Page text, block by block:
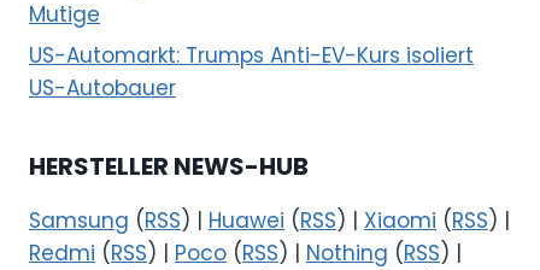
Mutige
US-Automarkt: Trumps Anti-EV-Kurs isoliert
US-Autobauer
HERSTELLER NEWS-HUB
Samsung (RSS) | Huawei (RSS) | Xiaomi (RSS) |
Redmi (RSS) | Poco (RSS) | Nothing (RSS) |